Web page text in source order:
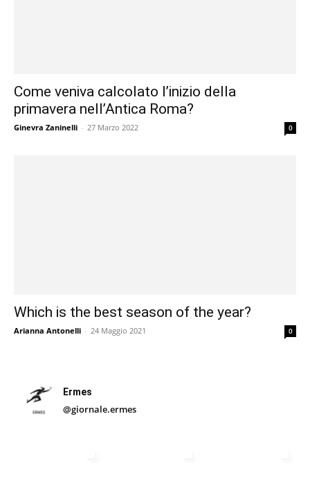
Come veniva calcolato l’inizio della
primavera nell’Antica Roma?
Ginevra Zaninelli - 27 Marzo 2022 0
Which is the best season of the year?
Arianna Antonelli - 24 Maggio 2021 0
Ermes
@giornale.ermes